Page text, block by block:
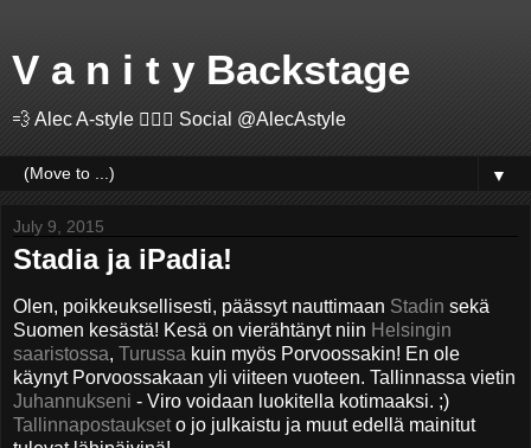
V a n i t y Backstage
💨 Alec A-style 🤽🏻‍♂️ Social @AlecAstyle
▼
July 9, 2015
Stadia ja iPadia!
Olen, poikkeuksellisesti, päässyt nauttimaan Stadin sekä
Suomen kesästä! Kesä on vierähtänyt niin Helsingin
saaristossa, Turussa kuin myös Porvoossakin! En ole
käynyt Porvoossakaan yli viiteen vuoteen. Tallinnassa vietin
Juhannukseni - Viro voidaan luokitella kotimaaksi. ;)
Tallinnapostaukset o jo julkaistu ja muut edellä mainitut